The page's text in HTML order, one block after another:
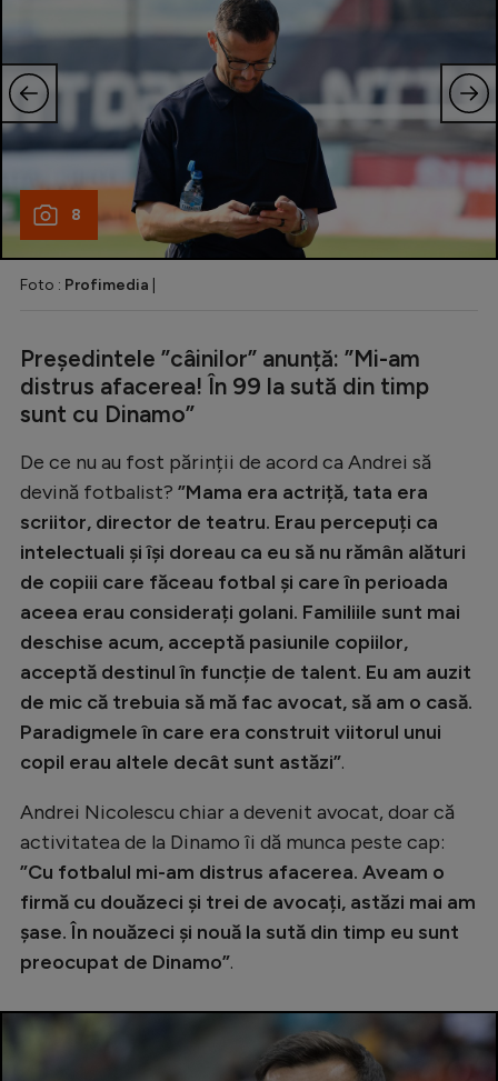
8
Foto : Profimedia
Președintele ”câinilor” anunță: ”Mi-am
distrus afacerea! În 99 la sută din timp
sunt cu Dinamo”
De ce nu au fost părinții de acord ca Andrei să
devină fotbalist? ”Mama era actriță, tata era
scriitor, director de teatru. Erau percepuți ca
intelectuali și își doreau ca eu să nu rămân alături
de copiii care făceau fotbal și care în perioada
aceea erau considerați golani. Familiile sunt mai
deschise acum, acceptă pasiunile copiilor,
acceptă destinul în funcție de talent. Eu am auzit
de mic că trebuia să mă fac avocat, să am o casă.
Paradigmele în care era construit viitorul unui
copil erau altele decât sunt astăzi”.
Andrei Nicolescu chiar a devenit avocat, doar că
activitatea de la Dinamo îi dă munca peste cap:
”Cu fotbalul mi-am distrus afacerea. Aveam o
firmă cu douăzeci și trei de avocați, astăzi mai am
șase. În nouăzeci și nouă la sută din timp eu sunt
preocupat de Dinamo”.